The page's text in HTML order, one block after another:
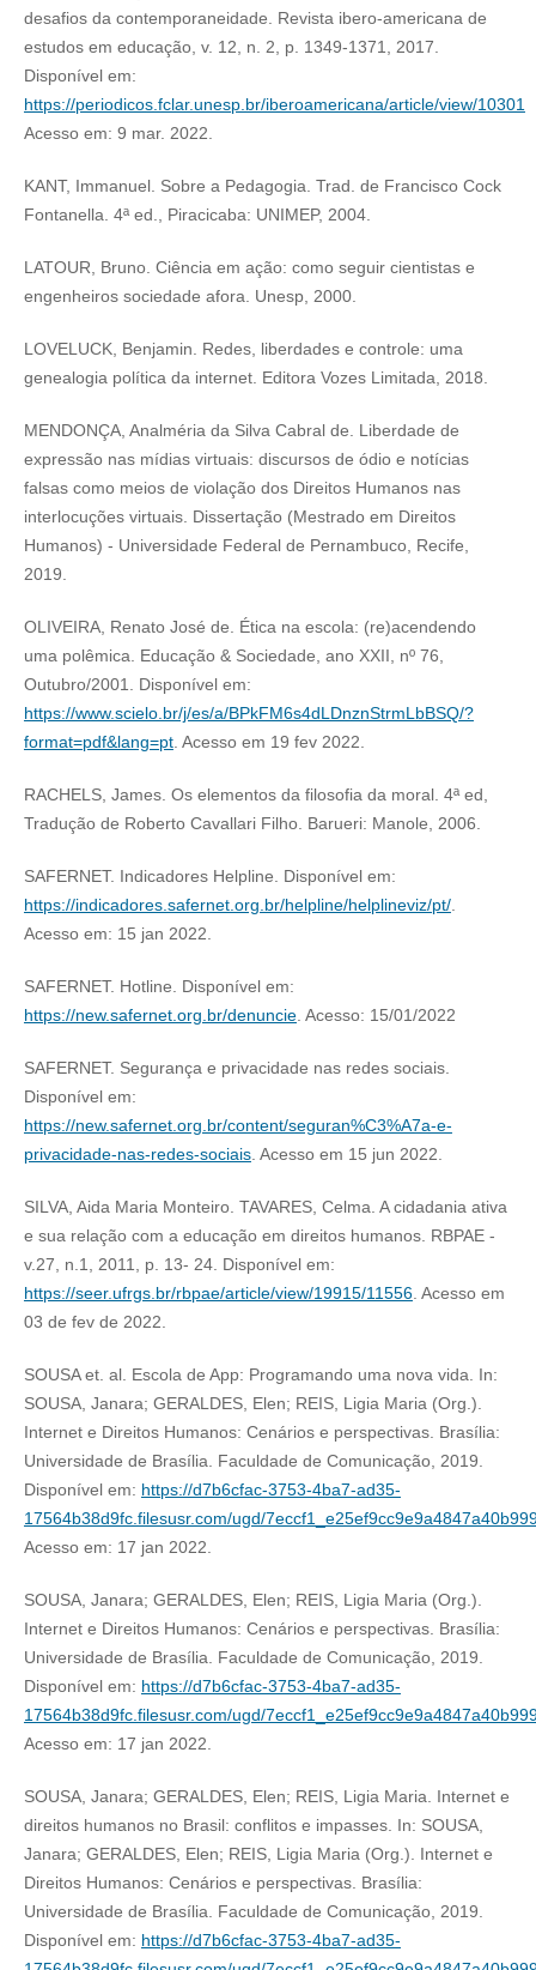
desafios da contemporaneidade. Revista ibero-americana de
estudos em educação, v. 12, n. 2, p. 1349-1371, 2017.
Disponível em:
https://periodicos.fclar.unesp.br/iberoamericana/article/view/10301
Acesso em: 9 mar. 2022.
KANT, Immanuel. Sobre a Pedagogia. Trad. de Francisco Cock
Fontanella. 4ª ed., Piracicaba: UNIMEP, 2004.
LATOUR, Bruno. Ciência em ação: como seguir cientistas e
engenheiros sociedade afora. Unesp, 2000.
LOVELUCK, Benjamin. Redes, liberdades e controle: uma
genealogia política da internet. Editora Vozes Limitada, 2018.
MENDONÇA, Analméria da Silva Cabral de. Liberdade de
expressão nas mídias virtuais: discursos de ódio e notícias
falsas como meios de violação dos Direitos Humanos nas
interlocuções virtuais. Dissertação (Mestrado em Direitos
Humanos) - Universidade Federal de Pernambuco, Recife,
2019.
OLIVEIRA, Renato José de. Ética na escola: (re)acendendo
uma polêmica. Educação & Sociedade, ano XXII, nº 76,
Outubro/2001. Disponível em:
https://www.scielo.br/j/es/a/BPkFM6s4dLDnznStrmLbBSQ/?
format=pdf&lang=pt. Acesso em 19 fev 2022.
RACHELS, James. Os elementos da filosofia da moral. 4ª ed,
Tradução de Roberto Cavallari Filho. Barueri: Manole, 2006.
SAFERNET. Indicadores Helpline. Disponível em:
https://indicadores.safernet.org.br/helpline/helplineviz/pt/.
Acesso em: 15 jan 2022.
SAFERNET. Hotline. Disponível em:
https://new.safernet.org.br/denuncie. Acesso: 15/01/2022
SAFERNET. Segurança e privacidade nas redes sociais.
Disponível em:
https://new.safernet.org.br/content/seguran%C3%A7a-e-
privacidade-nas-redes-sociais. Acesso em 15 jun 2022.
SILVA, Aida Maria Monteiro. TAVARES, Celma. A cidadania ativa
e sua relação com a educação em direitos humanos. RBPAE -
v.27, n.1, 2011, p. 13- 24. Disponível em:
https://seer.ufrgs.br/rbpae/article/view/19915/11556. Acesso em
03 de fev de 2022.
SOUSA et. al. Escola de App: Programando uma nova vida. In:
SOUSA, Janara; GERALDES, Elen; REIS, Ligia Maria (Org.).
Internet e Direitos Humanos: Cenários e perspectivas. Brasília:
Universidade de Brasília. Faculdade de Comunicação, 2019.
Disponível em: https://d7b6cfac-3753-4ba7-ad35-
17564b38d9fc.filesusr.com/ugd/
Acesso em: 17 jan 2022.
SOUSA, Janara; GERALDES, Elen; REIS, Ligia Maria (Org.).
Internet e Direitos Humanos: Cenários e perspectivas. Brasília:
Universidade de Brasília. Faculdade de Comunicação, 2019.
Disponível em: https://d7b6cfac-3753-4ba7-ad35-
17564b38d9fc.filesusr.com/ugd/
Acesso em: 17 jan 2022.
SOUSA, Janara; GERALDES, Elen; REIS, Ligia Maria. Internet e
direitos humanos no Brasil: conflitos e impasses. In: SOUSA,
Janara; GERALDES, Elen; REIS, Ligia Maria (Org.). Internet e
Direitos Humanos: Cenários e perspectivas. Brasília:
Universidade de Brasília. Faculdade de Comunicação, 2019.
Disponível em: https://d7b6cfac-3753-4ba7-ad35-